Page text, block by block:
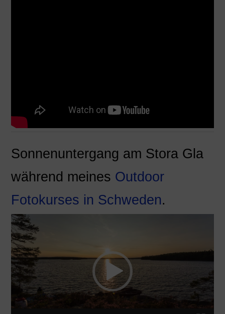
Sonnenuntergang am Stora Gla
während meines Outdoor
Fotokurses in Schweden.
Video-
Player